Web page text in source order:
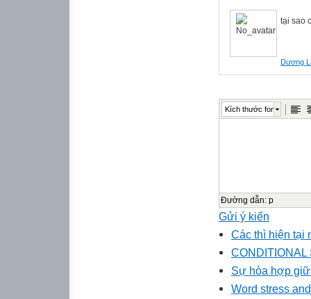
tại sao
Dương
Kích thước font
Đường dẫn: p
Gửi ý kiến
Các thì hiện tại
Sự hòa hợp
Word stress